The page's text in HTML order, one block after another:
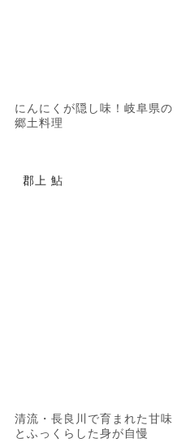
にんにくが隠し味！岐阜県の
郷土料理
郡上 鮎
清流・長良川で育まれた甘味
とふっくらした身が自慢